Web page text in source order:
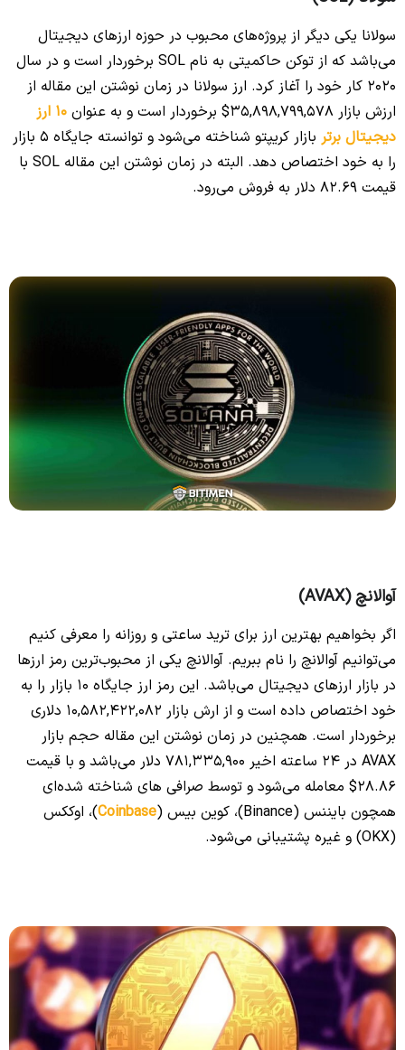
سولانا یکی دیگر از پروژه‌های محبوب در حوزه ارزهای دیجیتال
می‌باشد که از توکن حاکمیتی به نام SOL برخوردار است و در سال
2020 کار خود را آغاز کرد. ارز سولانا در زمان نوشتن این مقاله از
ارزش بازار 35,898,799,578$ برخوردار است و به عنوان
10 ارز
دیجیتال برتر
بازار کریپتو شناخته می‌شود و توانسته جایگاه 5 بازار
را به خود اختصاص دهد. البته در زمان نوشتن این مقاله SOL با
قیمت 82.69 دلار به فروش می‌رود.
آوالانچ (AVAX)
اگر بخواهیم بهترین ارز برای ترید ساعتی و روزانه را معرفی کنیم
می‌توانیم آوالانچ را نام ببریم. آوالانچ یکی از محبوب‌ترین رمز ارزها
در بازار ارزهای دیجیتال می‌باشد. این رمز ارز جایگاه 10 بازار را به
خود اختصاص داده است و از ارش بازار 10,582,422,082 دلاری
برخوردار است. همچنین در زمان نوشتن این مقاله حجم بازار
AVAX در ۲۴ ساعته اخیر 781,335,900 دلار می‌باشد و با قیمت
28.86$ معامله می‌شود و توسط صرافی های شناخته شده‌ای
همچون بایننس (Binance)، کوین بیس (
Coinbase)، اوککس
(OKX) و غیره پشتیبانی می‌شود.